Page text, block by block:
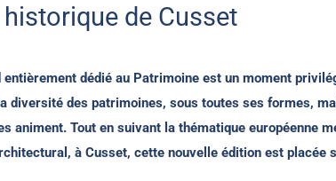
de Cusset
entièrement dédié au Patrimoine est un moment
diversité des patrimoines, sous toutes ses formes,
animent. Tout en suivant la thématique européenne
à Cusset, cette nouvelle édition est placée